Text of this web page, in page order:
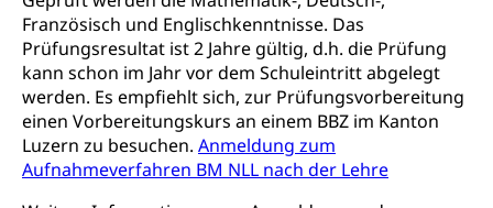
Französisch und Englischkenntnisse. Das
Prüfungsresultat ist 2 Jahre gültig, d.h. die Prüfung
kann schon im Jahr vor dem Schuleintritt abgelegt
werden. Es empfiehlt sich, zur Prüfungsvorbereitung
einen Vorbereitungskurs an einem BBZ im Kanton
Luzern zu besuchen. Anmeldung zum
Aufnahmeverfahren BM NLL nach der Lehre